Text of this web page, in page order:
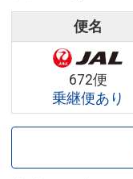
便名
672便
乗継便あり